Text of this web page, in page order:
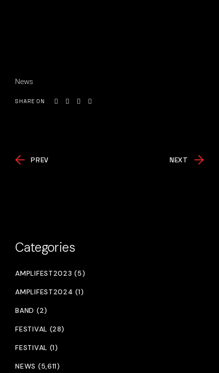
News
SHARE ON
PREV NEXT
Categories
AMPLIFEST2023 (5)
AMPLIFEST2024 (1)
BAND (2)
FESTIVAL (28)
FESTIVAL (1)
NEWS (5,611)